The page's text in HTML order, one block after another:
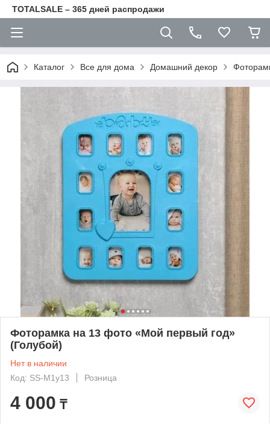
TOTALSALE – 365 дней распродажи
Каталог Все для дома Домашний декор
Фоторамка на 13 фото «Мой первый год»
(Голубой)
Нет в наличии
Код: SS-M1y13
Розница
4 000 ₸